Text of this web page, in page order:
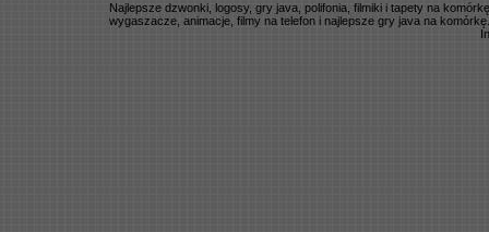
Najlepsze dzwonki, logosy, gry java, polifonia, filmiki i tapety na
wygaszacze, animacje, filmy na telefon i najlepsze gry java na